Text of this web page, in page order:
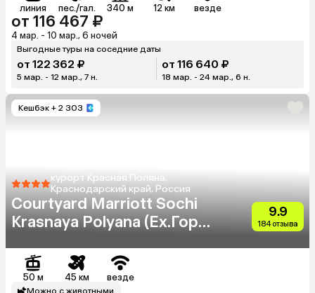
линия пес./гал. 340 м 12 км везде
от 116 467 ₽
4 мар. - 10 мар., 6 ночей
Выгодные туры на соседние даты
от 122 362 ₽
5 мар. - 12 мар., 7 н.
от 116 640 ₽
18 мар. - 24 мар., 6 н.
Кешбэк + 2 303
курорт Красная Поляна,
Краснодарский край, Россия
Courtyard Marriott Sochi
Krasnaya Polyana (Ex.Горки
9.9
184 отзыва
50 м 45 км везде
Можно с животными